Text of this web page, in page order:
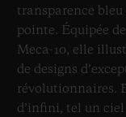
transparence
pointe. Équipée
Meca-10, elle
de designs
révolutionnaires.
d’infini, tel un ciel